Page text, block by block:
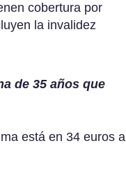
cobertura por
la invalidez
de 35 años que
está en 34 euros al